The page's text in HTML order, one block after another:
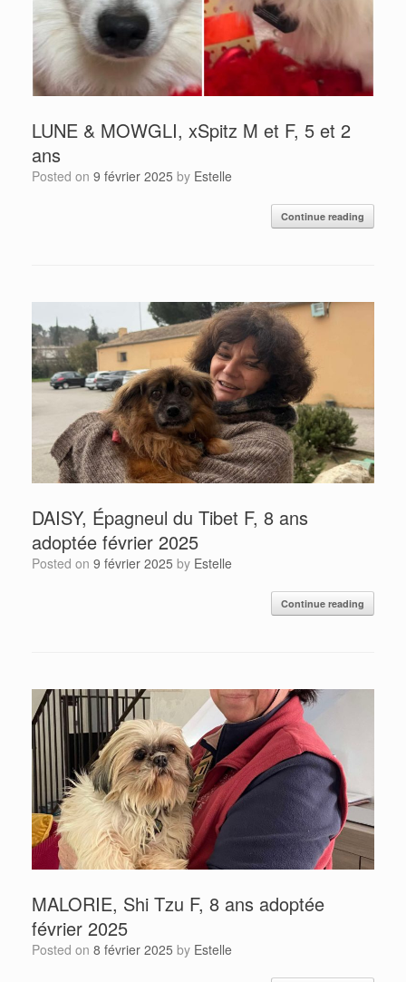
LUNE & MOWGLI, xSpitz M et F, 5 et 2
ans
Posted on 9 février 2025 by Estelle
Continue reading
DAISY, Épagneul du Tibet F, 8 ans
adoptée février 2025
Posted on 9 février 2025 by Estelle
Continue reading
MALORIE, Shi Tzu F, 8 ans adoptée
février 2025
Posted on 8 février 2025 by Estelle